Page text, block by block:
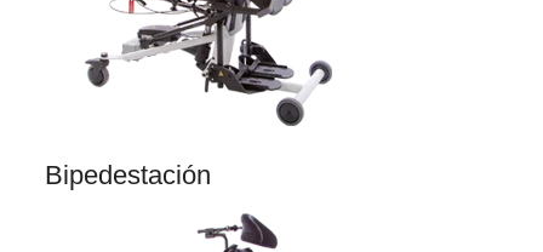
Bipedestación